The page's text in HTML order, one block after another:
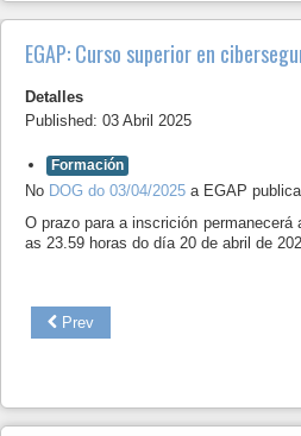
EGAP: Curso superior en
Detalles
Published: 03 Abril 2025
Formación
No DOG do 03/04/2025 a EGAP
O prazo para a inscrición
as 23.59 horas do día 20 de abril de
Prev